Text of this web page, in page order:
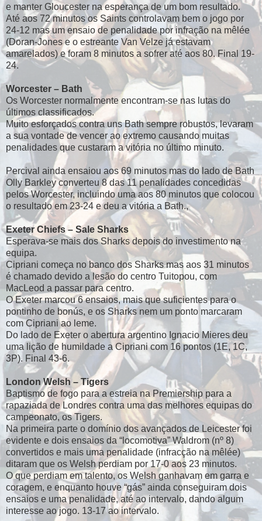
e manter Gloucester na esperança de um bom resultado.
Até aos 72 minutos os Saints controlavam bem o jogo por
24-12 mas um ensaio de penalidade por infração na mêlée
(Doran-Jones e o estreante Van Velze já estavam
amarelados) e foram 8 minutos a sofrer até aos 80. Final 19-
24.
Worcester – Bath
Os Worcester normalmente encontram-se nas lutas do
últimos classificados.
Muito esforçados contra uns Bath sempre robustos, levaram
a sua vontade de vencer ao extremo causando muitas
penalidades que custaram a vitória no último minuto.
Percival ainda ensaiou aos 69 minutos mas do lado de Bath
Olly Barkley converteu 8 das 11 penalidades concedidas
pelos Worcester, incluindo uma aos 80 minutos que colocou
o resultado em 23-24 e deu a vitória a Bath.,
Exeter Chiefs – Sale Sharks
Esperava-se mais dos Sharks depois do investimento na
equipa.
Cipriani começa no banco dos Sharks mas aos 31 minutos
é chamado devido a lesão do centro Tuitopou, com
MacLeod a passar para centro.
O Exeter marcou 6 ensaios, mais que suficientes para o
pontinho de bonús, e os Sharks nem um ponto marcaram
com Cipriani ao leme.
Do lado de Exeter o abertura argentino Ignacio Mieres deu
uma lição de humildade a Cipriani com 16 pontos (1E, 1C,
3P). Final 43-6.
London Welsh – Tigers
Baptismo de fogo para a estreia na Premiership para a
rapaziada de Londres contra uma das melhores equipas do
campeonato, os Tigers.
Na primeira parte o domínio dos avançados de Leicester foi
evidente e dois ensaios da “locomotiva” Waldrom (nº 8)
convertidos e mais uma penalidade (infracção na mêlée)
ditaram que os Welsh perdiam por 17-0 aos 23 minutos.
O que perdiam em talento, os Welsh ganhavam em garra e
coragem, e enquanto houve “gás” ainda conseguiram dois
ensaios e uma penalidade, até ao intervalo, dando algum
interesse ao jogo. 13-17 ao intervalo.